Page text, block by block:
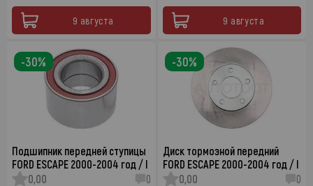
9 августа 9 августа
Подшипник передней ступицы
FORD ESCAPE 2000-2004 год / I
0,00
0
-30%
Диск тормозной передний
FORD ESCAPE 2000-2004 год / I
0,00
0
-30%